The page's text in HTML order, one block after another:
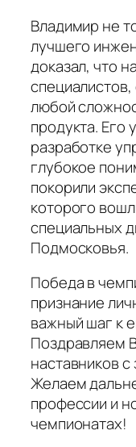
Владимир не
лучшего
доказал, что
любой
продукта. Его
разработке
глубокое
покорили
которого
специальных
Подмосковья.
Победа в
признание
важный шаг к
Поздравляем
наставников
Желаем
профессии и
чемпионатах!